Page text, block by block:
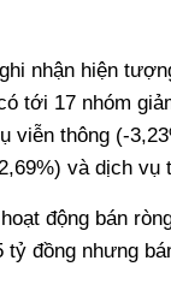
nhận hiện
tới 17 nhóm
viễn thông (-
và dịch vụ
động bán
đồng nhưng